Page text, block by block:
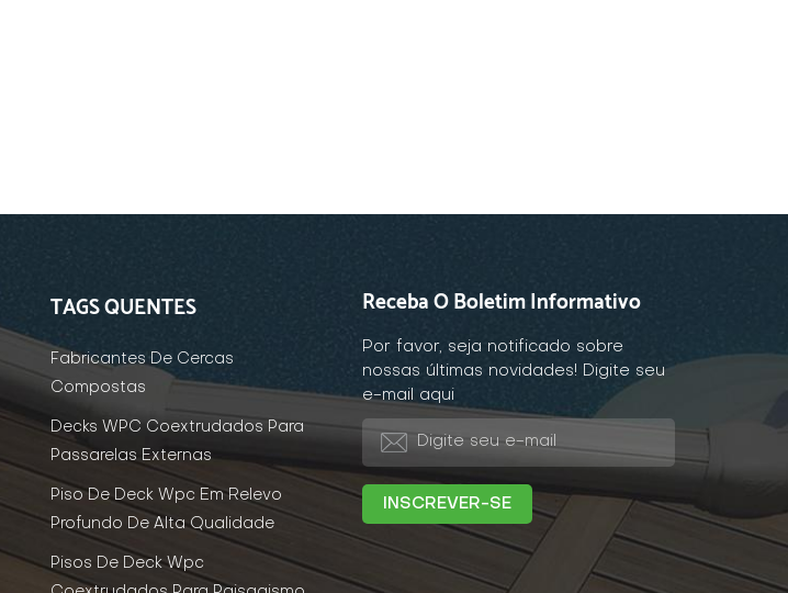
TAGS QUENTES
Fabricantes De Cercas
Compostas
Decks WPC Coextrudados Para
Passarelas Externas
Piso De Deck Wpc Em Relevo
Profundo De Alta Qualidade
Pisos De Deck Wpc
Receba O Boletim Informativo
Por favor, seja notificado sobre
nossas últimas novidades! Digite seu
e-mail aqui